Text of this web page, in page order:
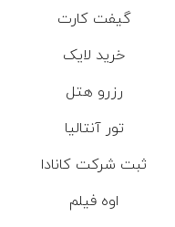
گیفت کارت
خرید لایک
رزرو هتل
تور آنتالیا
ثبت شرکت کانادا
اوه فیلم